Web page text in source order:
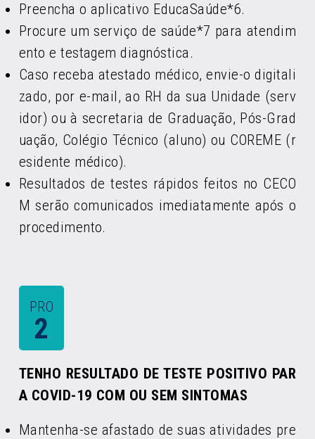
Preencha o aplicativo EducaSaúde*6.
Procure um serviço de saúde*7 para atendim
ento e testagem diagnóstica.
Caso receba atestado médico, envie-o digitali
zado, por e-mail, ao RH da sua Unidade (serv
idor) ou à secretaria de Graduação, Pós-Grad
uação, Colégio Técnico (aluno) ou COREME (r
esidente médico).
Resultados de testes rápidos feitos no CECO
M serão comunicados imediatamente após o
procedimento.
PRO
2
TENHO RESULTADO DE TESTE POSITIVO PAR
A COVID-19 COM OU SEM SINTOMAS
Mantenha-se afastado de suas atividades pre